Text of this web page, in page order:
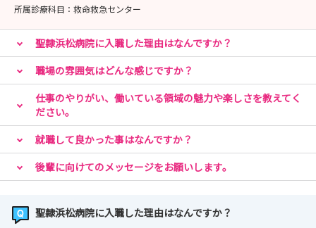
所属診療科目： 救命救急センター
聖隷浜松病院に入職した理由はなんですか？
職場の雰囲気はどんな感じですか？
仕事のやりがい、働いている領域の魅力や楽しさを教えてく
ださい。
就職して良かった事はなんですか？
後輩に向けてのメッセージをお願いします。
聖隷浜松病院に入職した理由はなんですか？